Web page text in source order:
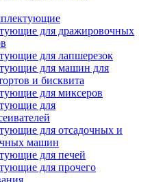
для дражировочных
для лапшерезок
для машин для
и бисквита
для миксеров
для
для отсадочных и
машин
для печей
для прочего